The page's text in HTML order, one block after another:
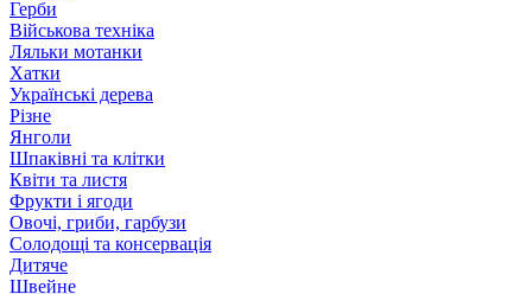
Герби
Військова техніка
Ляльки мотанки
Хатки
Українські дерева
Різне
Янголи
Шпаківні та клітки
Квіти та листя
Фрукти і ягоди
Овочі, гриби, гарбузи
Солодощі та консервація
Дитяче
Швейне